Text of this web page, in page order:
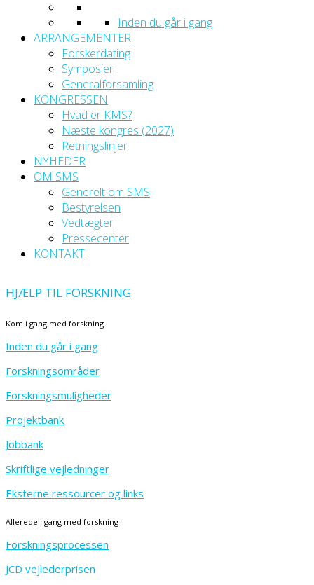
Inden du går i gang
ARRANGEMENTER
Forskerdating
Symposier
Generalforsamling
KONGRESSEN
Hvad er KMS?
Næste kongres (2027)
Retningslinjer
NYHEDER
OM SMS
Generelt om SMS
Bestyrelsen
Vedtægter
Pressecenter
KONTAKT
HJÆLP TIL FORSKNING
Kom i gang med forskning
Inden du går i gang
Forskningsområder
Forskningsmuligheder
Projektbank
Jobbank
Skriftlige vejledninger
Eksterne ressourcer og links
Allerede i gang med forskning
Forskningsprocessen
JCD vejlederprisen